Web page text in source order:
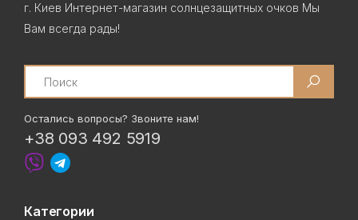
г. Киев Интернет-магазин солнцезащитных очков Мы
Вам всегда рады!
Search
Остались вопросы? Звоните нам!
+38 093 492 5919
Категории